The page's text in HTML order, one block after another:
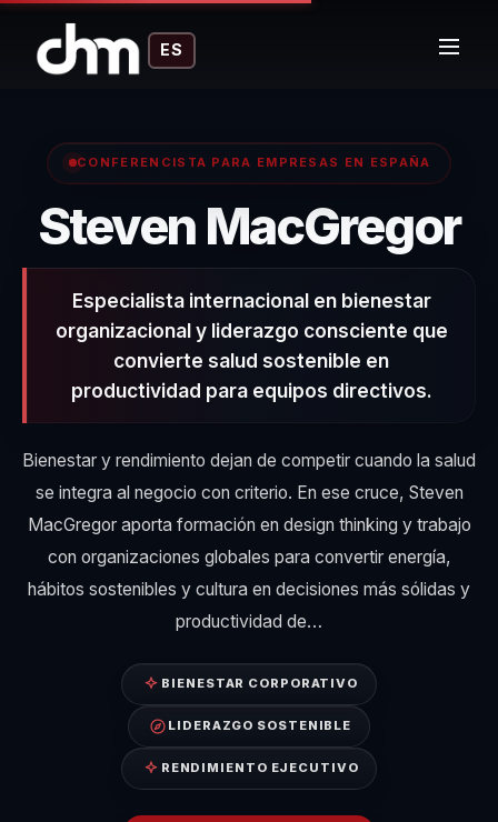
ES
CONFERENCISTA PARA EMPRESAS EN ESPAÑA
Steven MacGregor
Especialista internacional en bienestar
organizacional y liderazgo consciente que
convierte salud sostenible en
productividad para equipos directivos.
Bienestar y rendimiento dejan de competir cuando la salud
se integra al negocio con criterio. En ese cruce, Steven
MacGregor aporta formación en design thinking y trabajo
con organizaciones globales para convertir energía,
hábitos sostenibles y cultura en decisiones más sólidas y
productividad de…
BIENESTAR CORPORATIVO
LIDERAZGO SOSTENIBLE
RENDIMIENTO EJECUTIVO